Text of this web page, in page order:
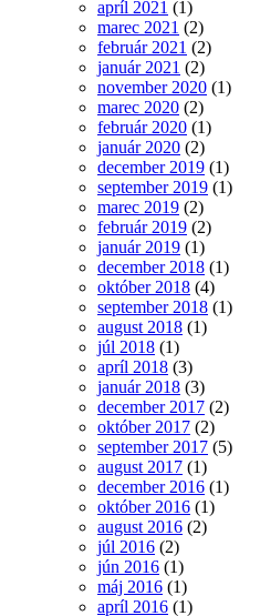
apríl 2021 (1)
marec 2021 (2)
február 2021 (2)
január 2021 (2)
november 2020 (1)
marec 2020 (2)
február 2020 (1)
január 2020 (2)
december 2019 (1)
september 2019 (1)
marec 2019 (2)
február 2019 (2)
január 2019 (1)
december 2018 (1)
október 2018 (4)
september 2018 (1)
august 2018 (1)
júl 2018 (1)
apríl 2018 (3)
január 2018 (3)
december 2017 (2)
október 2017 (2)
september 2017 (5)
august 2017 (1)
december 2016 (1)
október 2016 (1)
august 2016 (2)
júl 2016 (2)
jún 2016 (1)
máj 2016 (1)
apríl 2016 (1)